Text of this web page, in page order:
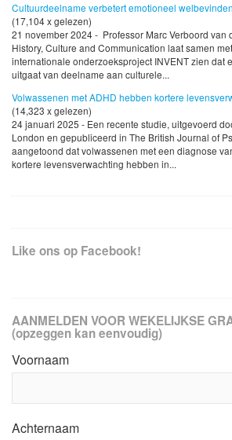
Cultuurdeelname verbetert emotioneel welbevinden
(17,104 x gelezen)
21 november 2024 - Professor Marc Verboord van
History, Culture and Communication laat samen
internationale onderzoeksproject INVENT zien dat
uitgaat van deelname aan culturele...
Volwassenen met ADHD hebben kortere
(14,323 x gelezen)
24 januari 2025 - Een recente studie, uitgevoerd
London en gepubliceerd in The British Journal of
aangetoond dat volwassenen met een diagnose
kortere levensverwachting hebben in...
Like ons op Facebook!
AANMELDEN VOOR WEKELIJKSE
(opzeggen kan eenvoudig)
Voornaam
Achternaam